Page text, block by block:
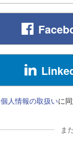
個人情報の取扱いに
ま